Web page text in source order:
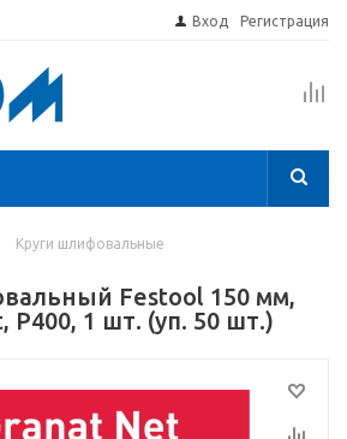
Вход Регистрация
Круги шлифовальные
Festool 150 мм,
P400, 1 шт. (уп. 50 шт.)